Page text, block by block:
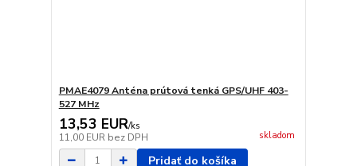
PMAE4079 Anténa prútová tenká GPS/UHF 403-
527 MHz
13,53 EUR/ks
11,00 EUR bez DPH skladom
Pridať do košíka